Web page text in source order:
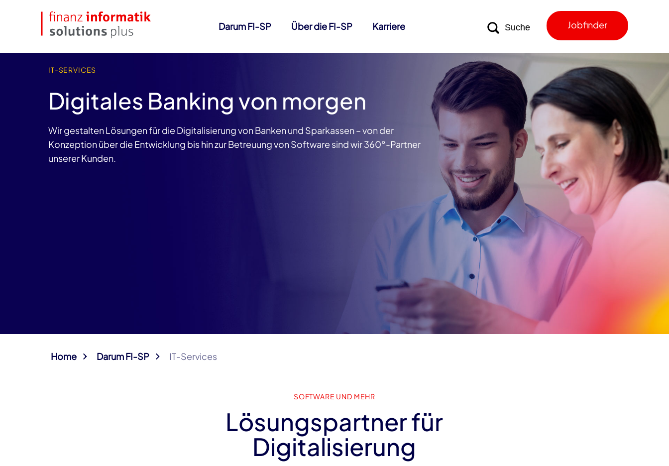
Darum FI-SP Über die FI-SP Karriere Jobfinder
IT-SERVICES
Digitales Banking von morgen
Wir gestalten Lösungen für die Digitalisierung von Banken und Sparkassen – von der
Konzeption über die Entwicklung bis hin zur Betreuung von Software sind wir360°-Partner
unserer Kunden.
Home Darum FI-SP IT-Services
SOFTWARE UND MEHR
Lösungspartner für
Digitalisierung